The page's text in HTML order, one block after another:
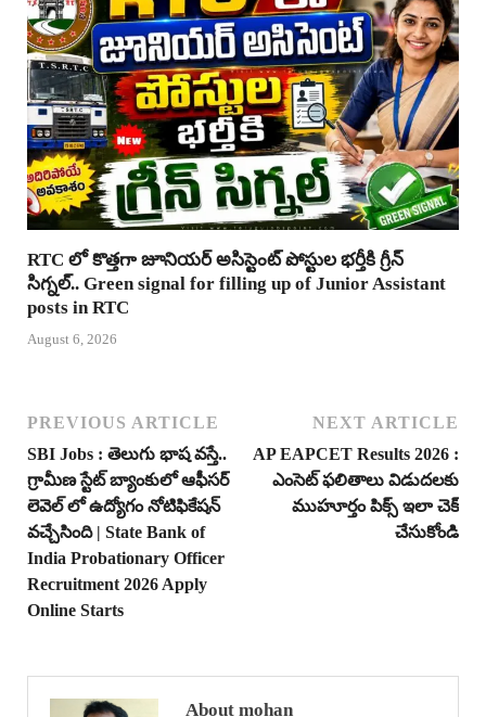
RTC లో కొత్తగా జూనియర్ అసిస్టెంట్ పోస్టుల భర్తీకి గ్రీన్
సిగ్నల్.. Green signal for filling up of Junior Assistant
posts in RTC
August 6, 2026
PREVIOUS ARTICLE
SBI Jobs : తెలుగు భాష వస్తే..
గ్రామీణ స్టేట్ బ్యాంకులో ఆఫీసర్
లెవెల్ లో ఉద్యోగం నోటిఫికేషన్
వచ్చేసింది | State Bank of
India Probationary Officer
Recruitment 2026 Apply
Online Starts
NEXT ARTICLE
AP EAPCET Results 2026 :
ఎంసెట్ ఫలితాలు విడుదలకు
ముహూర్తం పిక్స్ ఇలా చెక్
చేసుకోండి
About mohan